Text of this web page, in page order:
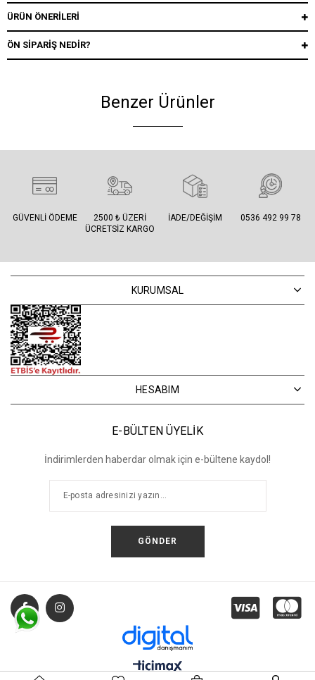
ÜRÜN ÖNERILERI
ÖN SIPARIŞ NEDIR?
Benzer Ürünler
GÜVENLI ÖDEME
2500 ₺ ÜZERI
ÜCRETSIZ KARGO
İADE/DEĞIŞIM 0536 492 99 78
KURUMSAL
HESABIM
E-BÜLTEN ÜYELİK
İndirimlerden haberdar olmak için e-bültene kaydol!
GÖNDER